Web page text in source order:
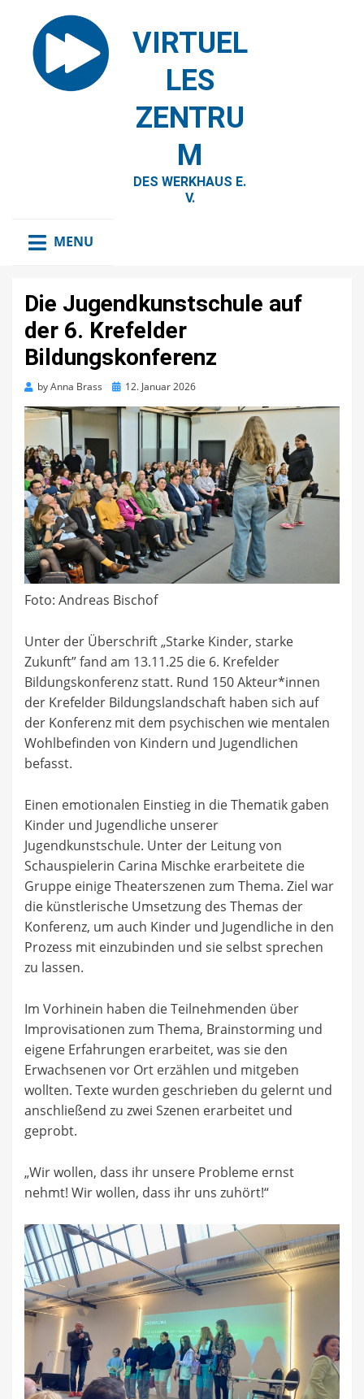
VIRTUEL
LES
ZENTRU
M
DES WERKHAUS E.
V.
MENU
Die Jugendkunstschule auf
der 6. Krefelder
Bildungskonferenz
byAnna Brass
Posted12. Januar 2026
Foto: Andreas Bischof
Unter der Überschrift „Starke Kinder, starke
Zukunft” fand am 13.11.25 die 6. Krefelder
Bildungskonferenz statt. Rund 150 Akteur*innen
der Krefelder Bildungslandschaft haben sich auf
der Konferenz mit dem psychischen wie mentalen
Wohlbefinden von Kindern und Jugendlichen
befasst.
Einen emotionalen Einstieg in die Thematik gaben
Kinder und Jugendliche unserer
Jugendkunstschule. Unter der Leitung von
Schauspielerin Carina Mischke erarbeitete die
Gruppe einige Theaterszenen zum Thema. Ziel war
die künstlerische Umsetzung des Themas der
Konferenz, um auch Kinder und Jugendliche in den
Prozess mit einzubinden und sie selbst sprechen
zu lassen.
Im Vorhinein haben die Teilnehmenden über
Improvisationen zum Thema, Brainstorming und
eigene Erfahrungen erarbeitet, was sie den
Erwachsenen vor Ort erzählen und mitgeben
wollten. Texte wurden geschrieben du gelernt und
anschließend zu zwei Szenen erarbeitet und
geprobt.
„Wir wollen, dass ihr unsere Probleme ernst
nehmt! Wir wollen, dass ihr uns zuhört!“